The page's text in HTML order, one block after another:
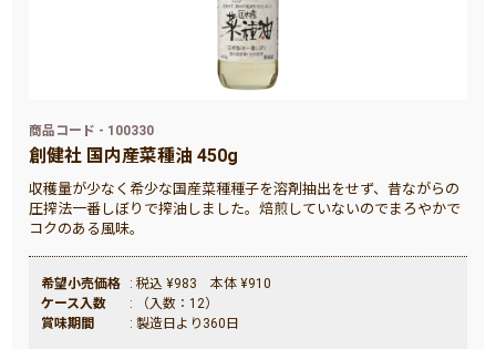
商品コード - 100330
創健社 国内産菜種油 450g
収穫量が少なく希少な国産菜種種子を溶剤抽出をせず、昔ながらの
圧搾法一番しぼりで搾油しました。焙煎していないのでまろやかで
コクのある風味。
希望小売価格
: 税込 ¥983 本体 ¥910
ケース入数
: （入数：12）
賞味期間
: 製造日より360日